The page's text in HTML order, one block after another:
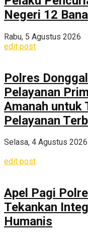
Negeri 12
Rabu, 5 Agustus 2026
edit post
Polres
Pelayanan
Amanah untuk
Pelayanan
Selasa, 4 Agustus 2026
edit post
Apel Pagi
Tekankan
Humanis